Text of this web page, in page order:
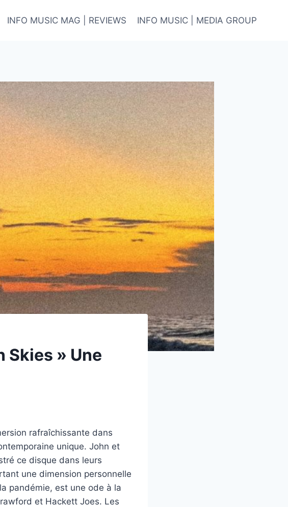
INFO MUSIC MAG | REVIEWS INFO MUSIC | MEDIA GROUP
Skies » Une
rafraîchissante dans
unique. John et
ce disque dans leurs
une dimension personnelle
pandémie, est une ode à la
et Hackett Joes. Les